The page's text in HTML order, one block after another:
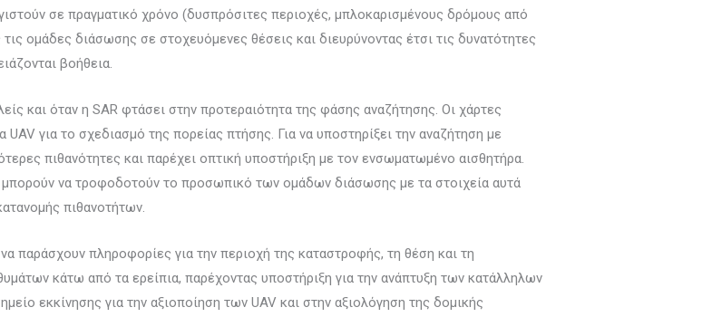
σε πραγματικό χρόνο (δυσπρόσιτες περιοχές, μπλοκαρισμένους δρόμους από
ομάδες διάσωσης σε στοχευόμενες θέσεις και διευρύνοντας έτσι τις δυνατότητες
βοήθεια.
και όταν η SAR φτάσει στην προτεραιότητα της φάσης αναζήτησης. Οι χάρτες
για το σχεδιασμό της πορείας πτήσης. Για να υποστηρίξει την αναζήτηση με
πιθανότητες και παρέχει οπτική υποστήριξη με τον ενσωματωμένο αισθητήρα.
να τροφοδοτούν το προσωπικό των ομάδων διάσωσης με τα στοιχεία αυτά
πιθανοτήτων.
παράσχουν πληροφορίες για την περιοχή της καταστροφής, τη θέση και τη
κάτω από τα ερείπια, παρέχοντας υποστήριξη για την ανάπτυξη των κατάλληλων
εκκίνησης για την αξιοποίηση των UAV και στην αξιολόγηση της δομικής